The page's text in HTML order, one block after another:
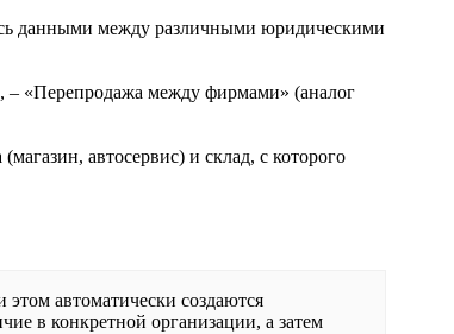
данными между различными юридическими
– «Перепродажа между фирмами» (аналог
автосервис) и склад, с которого
автоматически создаются
в конкретной организации, а затем